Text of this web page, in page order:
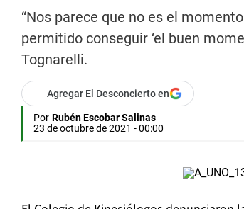
“Nos parece que no es el
permitido conseguir ‘el buen
Tognarelli.
Agregar El Desconcierto en
Por Rubén Escobar Salinas
23 de octubre de 2021 - 00:00